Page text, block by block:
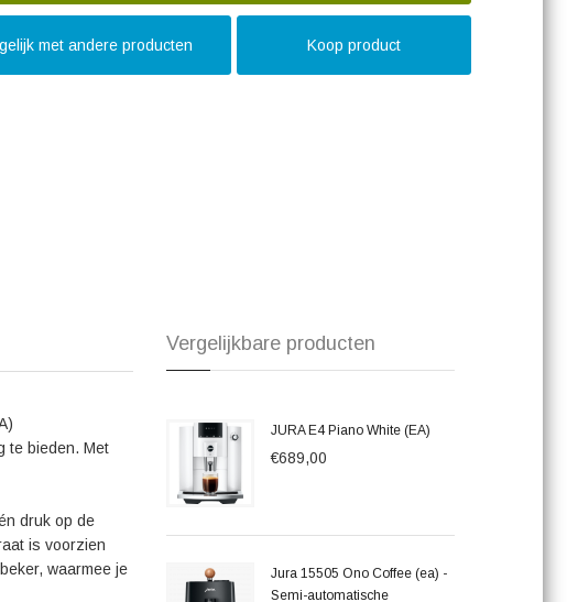
je cappuccino of latte macchiato.
met andere producten Koop product
te bieden. Met
druk op de
is voorzien
waarmee je
Vergelijkbare producten
JURA E4 Piano White (EA)
€689,00
Jura 15505 Ono Coffee (ea) -
Semi-automatische